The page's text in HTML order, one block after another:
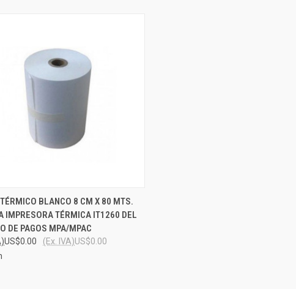
VIEW ADD TO CART
BLANCO 8 CM X 80 MTS.
IMPRESORA TÉRMICA IT1260 DEL
DE PAGOS MPA/MPAC
US$0.00 US$0.00
(Ex. IVA)